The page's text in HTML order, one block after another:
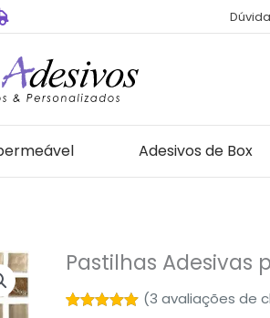
Adesivos de Box
Pastilhas Adesivas
(3 avaliações de
Pastilhas
para